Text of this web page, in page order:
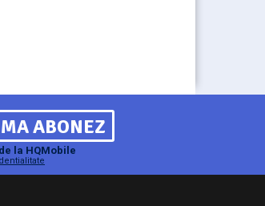
MA ABONEZ
la HQMobile